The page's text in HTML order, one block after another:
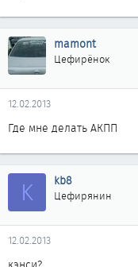
mamont
Цефирёнок
12.02.2013
Где мне делать АКПП
K kb8
Цефирянин
12.02.2013